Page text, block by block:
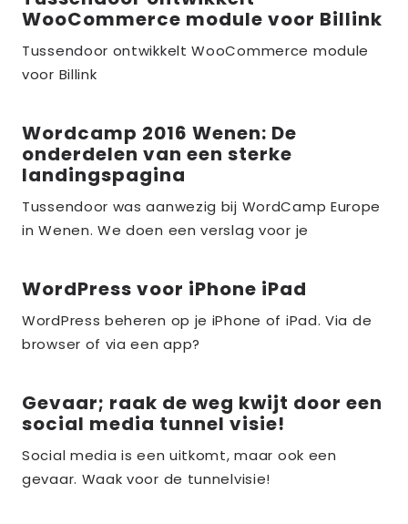
meer
over
the_title;
WooCommerce module voor Billink
Tussendoor ontwikkelt WooCommerce module
voor Billink
Lees
meer
over
the_title;
Wordcamp 2016 Wenen: De
onderdelen van een sterke
landingspagina
Tussendoor was aanwezig bij WordCamp Europe
in Wenen. We doen een verslag voor je
Lees
meer
over
WordPress voor iPhone iPad
WordPress beheren op je iPhone of iPad. Via de
browser of via een app?
Lees
meer
over
the_title;
Gevaar; raak de weg kwijt door een
social media tunnel visie!
Social media is een uitkomt, maar ook een
gevaar. Waak voor de tunnelvisie!